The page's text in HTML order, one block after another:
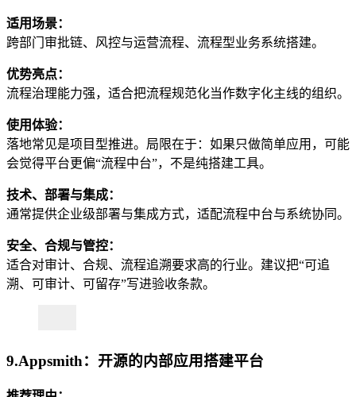
适用场景：
跨部门审批链、风控与运营流程、流程型业务系统搭建。
优势亮点：
流程治理能力强，适合把流程规范化当作数字化主线的组织。
使用体验：
落地常见是项目型推进。局限在于：如果只做简单应用，可能
会觉得平台更偏“流程中台”，不是纯搭建工具。
技术、部署与集成：
通常提供企业级部署与集成方式，适配流程中台与系统协同。
安全、合规与管控：
适合对审计、合规、流程追溯要求高的行业。建议把“可追
溯、可审计、可留存”写进验收条款。
9.Appsmith：开源的内部应用搭建平台